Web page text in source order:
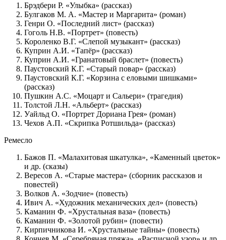
Брэдбери Р. «Улыбка» (рассказ)
Булгаков М. А. «Мастер и Маргарита» (роман)
Генри О. «Последний лист» (рассказ)
Гоголь Н.В. «Портрет» (повесть)
Короленко В.Г. «Слепой музыкант» (рассказ)
Куприн А.И. «Тапёр» (рассказ)
Куприн А.И. «Гранатовый браслет» (повесть)
Паустовский К.Г. «Старый повар» (рассказ)
Паустовский К.Г. «Корзина с еловыми шишками»
(рассказ)
Пушкин А.С. «Моцарт и Сальери» (трагедия)
Толстой Л.Н. «Альберт» (рассказ)
Уайльд О. «Портрет Дориана Грея» (роман)
Чехов А.П. «Скрипка Ротшильда» (рассказ)
Ремесло
Бажов П. «Малахитовая шкатулка», «Каменный цветок»
и др. (сказы)
Вересов А. «Старые мастера» (сборник рассказов и
повестей)
Волков А. «Зодчие» (повесть)
Ивич А. «Художник механических дел» (повесть)
Каманин Ф. «Хрустальная ваза» (повесть)
Каманин Ф. «Золотой рубин» (повести)
Кирпичникова И. «Хрустальные тайны» (повесть)